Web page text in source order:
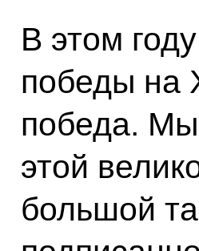
В этом
победы на
победа.
этой
большой